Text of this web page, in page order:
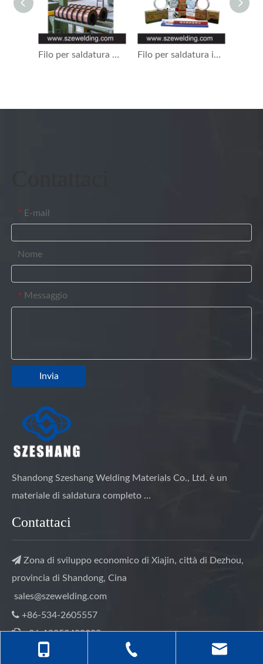
Filo per saldatura MIG solido rivestito in rame ER70S-6 da 0,9 mm, microfilo, filo per saldatura schermato con gas CO2 Filo per saldatura in acciaio a basso tenore di carbonio, produttore di filo per saldatura ER70S-6 in Cina
* E-mail
Nome
* Messaggio
Invia
Shandong Szeshang Welding Materials Co., Ltd. è un
materiale di saldatura completo ...
Contattaci
 Zona di sviluppo economico di Xiajin, città di Dezhou,
provincia di Shandong, Cina
sales@szewelding.com
 +86-534-2605557
+86-19853499889
Prodotti